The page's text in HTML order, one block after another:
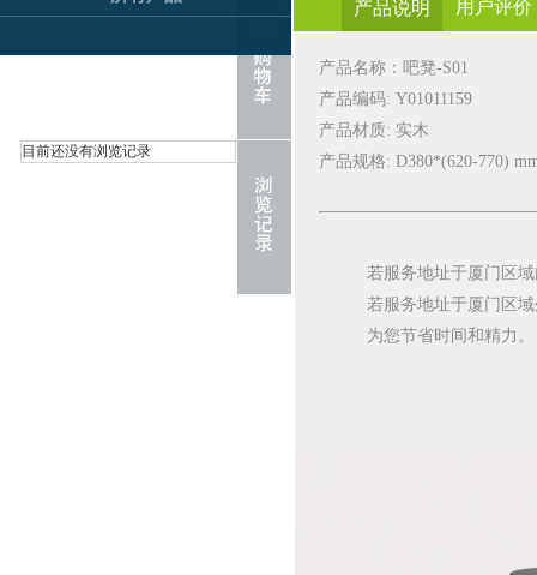
目前还没有浏览记录
产品说明 用户评价
产品名称： 吧凳-S01
产品编码: Y01011159
产品材质: 实木
产品规格: D380*(620-770)
若服务地址于厦门区
若服务地址于厦门区
为您节省时间和精力。